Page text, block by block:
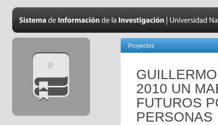
Proyectos
2010 UN
FUTUROS
PERSONAS